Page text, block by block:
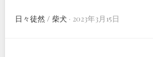
日々徒然 / 柴犬 · 2023年3月15日